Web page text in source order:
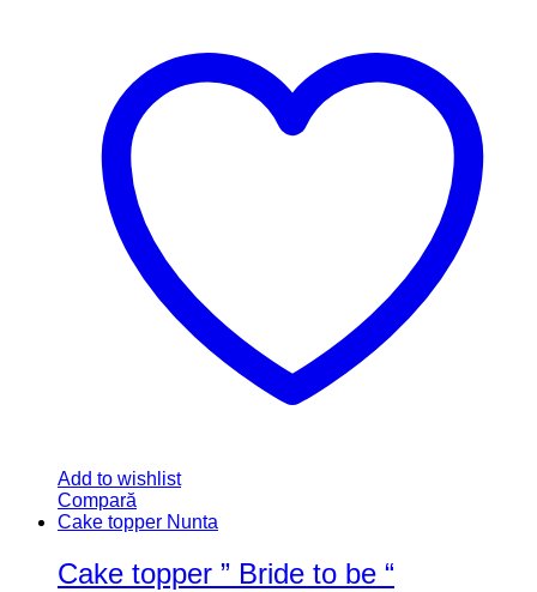
Add to wishlist
Compară
Cake topper Nunta
Cake topper ” Bride to be “